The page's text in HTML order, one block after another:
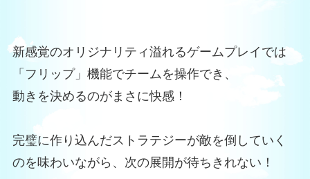
新感覚のオリジナリティ溢れるゲームプレイでは
「フリップ」機能でチームを操作でき、
動きを決めるのがまさに快感！
完璧に作り込んだストラテジーが敵を倒していく
のを味わいながら、次の展開が待ちきれない！